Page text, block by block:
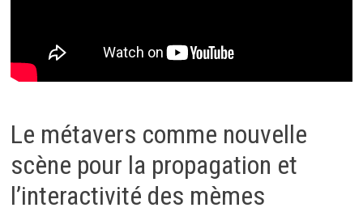
Le métavers comme nouvelle
scène pour la propagation et
l’interactivité des mèmes